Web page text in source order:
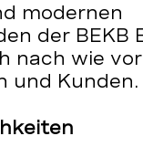
modernen
der BEKB
nach wie
und Kunden.